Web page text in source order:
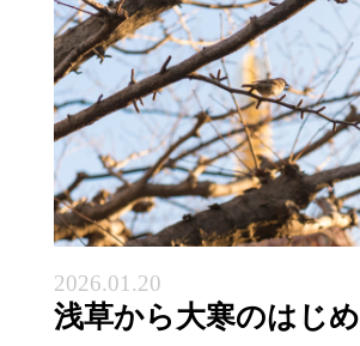
2026.01.20
浅草から大寒のはじめ